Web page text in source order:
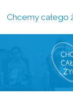
Chcemy całego